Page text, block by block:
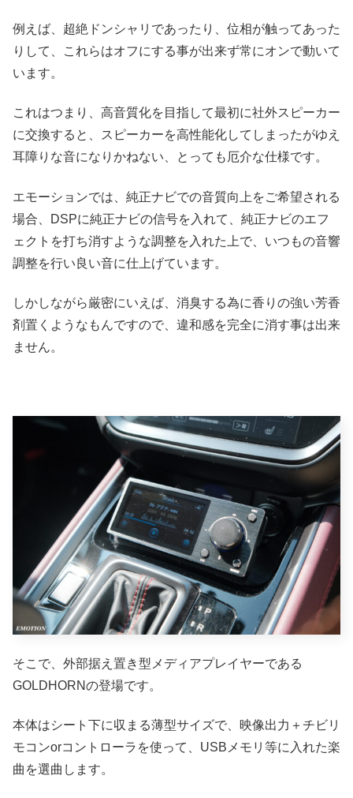
例えば、超絶ドンシャリであったり、位相が触ってあった
りして、これらはオフにする事が出来ず常にオンで動いて
います。
これはつまり、高音質化を目指して最初に社外スピーカー
に交換すると、スピーカーを高性能化してしまったがゆえ
耳障りな音になりかねない、とっても厄介な仕様です。
エモーションでは、純正ナビでの音質向上をご希望される
場合、DSPに純正ナビの信号を入れて、純正ナビのエフ
ェクトを打ち消すような調整を入れた上で、いつもの音響
調整を行い良い音に仕上げています。
しかしながら厳密にいえば、消臭する為に香りの強い芳香
剤置くようなもんですので、違和感を完全に消す事は出来
ません。
そこで、外部据え置き型メディアプレイヤーである
GOLDHORNの登場です。
本体はシート下に収まる薄型サイズで、映像出力＋チビリ
モコンorコントローラを使って、USBメモリ等に入れた楽
曲を選曲します。